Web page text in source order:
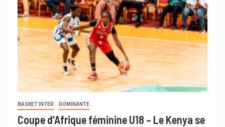
BASKET INTER DOMINANTE
Coupe d’Afrique féminine U18 – Le Kenya se